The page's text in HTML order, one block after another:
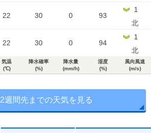
22 30 0 93
1
北
22 30 0 94
1
北
気温
(℃)
降水確率
(%)
降水量
(mm/h)
湿度
(%)
風向風速
(m/s)
2週間先までの天気を見る